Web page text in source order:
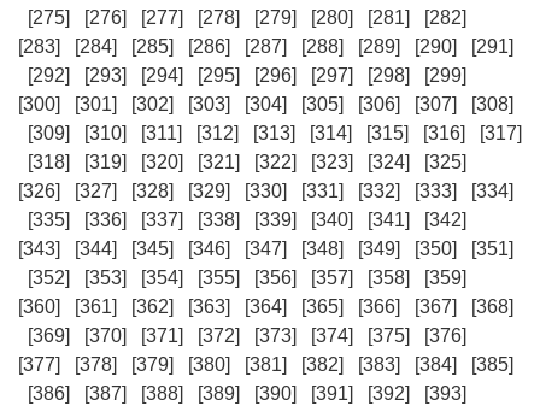
[275]
[276] [277] [278] [279] [280] [281]
[282]
[283]
[284] [285] [286] [287] [288] [289] [290]
[291]
[292]
[293] [294] [295] [296] [297] [298]
[299]
[300]
[301] [302] [303] [304] [305] [306] [307]
[308]
[309]
[310] [311] [312] [313] [314] [315] [316]
[317]
[318]
[319] [320] [321] [322] [323] [324]
[325]
[326]
[327] [328] [329] [330] [331] [332] [333]
[334]
[335]
[336] [337] [338] [339] [340] [341]
[342]
[343]
[344] [345] [346] [347] [348] [349] [350]
[351]
[352]
[353] [354] [355] [356] [357] [358]
[359]
[360]
[361] [362] [363] [364] [365] [366] [367]
[368]
[369]
[370] [371] [372] [373] [374] [375]
[376]
[377]
[378] [379] [380] [381] [382] [383] [384]
[385]
[386]
[387] [388] [389] [390] [391] [392]
[393]